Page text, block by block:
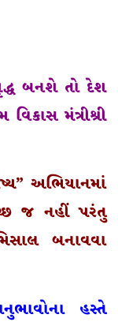
બનશે તો દેશ
મંત્રીશ્રી
અભિયાનમાં
જ નહીં પરંતુ
બનાવવા
હસ્તે